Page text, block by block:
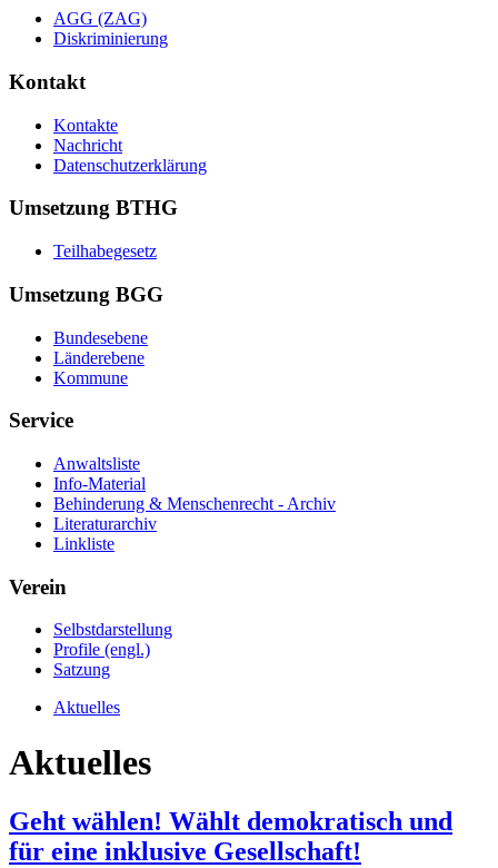
AGG (ZAG)
Diskriminierung
Kontakt
Kontakte
Nachricht
Datenschutzerklärung
Umsetzung BTHG
Teilhabegesetz
Umsetzung BGG
Bundesebene
Länderebene
Kommune
Service
Anwaltsliste
Info-Material
Behinderung & Menschenrecht - Archiv
Literaturarchiv
Linkliste
Verein
Selbstdarstellung
Profile (engl.)
Satzung
Aktuelles
Aktuelles
Geht wählen! Wählt demokratisch und
für eine inklusive Gesellschaft!